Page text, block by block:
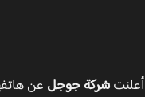
شركة جوجلعن